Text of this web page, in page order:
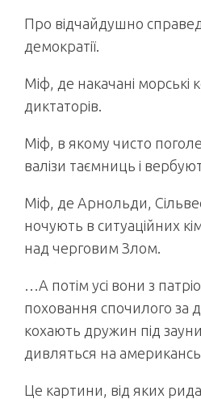
Про відчайдушно
демократії.
Міф, де накачані морські
диктаторів.
Міф, в якому чисто
валізи таємниць і
Міф, де Арнольди,
ночують в ситуаційних
над черговим Злом.
…А потім усі вони з
поховання спочилого за
кохають дружин під
дивляться на
Це картини, від яких